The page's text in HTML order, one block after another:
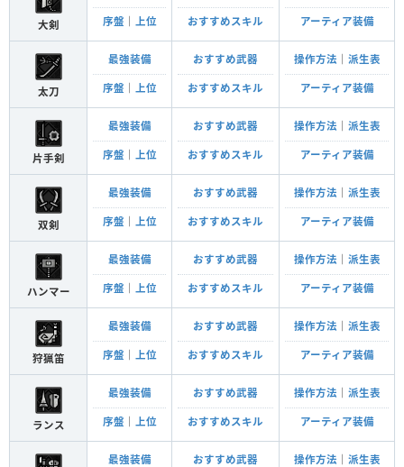
大剣 序盤 上位 おすすめスキル アーティア装備
太刀
最強装備
序盤 上位
おすすめ武器
おすすめスキル
操作方法 派生表
アーティア装備
片手剣
最強装備
序盤 上位
おすすめ武器
おすすめスキル
操作方法 派生表
アーティア装備
双剣
最強装備
序盤 上位
おすすめ武器
おすすめスキル
操作方法 派生表
アーティア装備
ハンマー
最強装備
序盤 上位
おすすめ武器
おすすめスキル
操作方法 派生表
アーティア装備
狩猟笛
最強装備
序盤 上位
おすすめ武器
おすすめスキル
操作方法 派生表
アーティア装備
ランス
最強装備
序盤 上位
おすすめ武器
おすすめスキル
操作方法 派生表
アーティア装備
最強装備 おすすめ武器 操作方法 派生表